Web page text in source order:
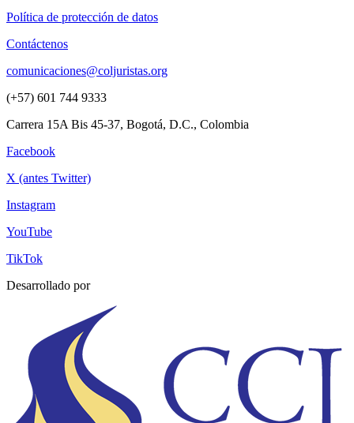
Política de protección de datos
Contáctenos
comunicaciones@coljuristas.org
(+57) 601 744 9333
Carrera 15A Bis 45-37, Bogotá, D.C., Colombia
Facebook
X (antes Twitter)
Instagram
YouTube
TikTok
Desarrollado por